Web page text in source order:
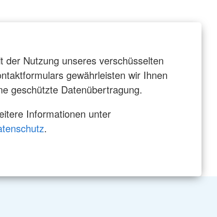
der Nutzung unseres verschüsselten
gewährleisten wir Ihnen
geschützte Datenübertragung.
Informationen unter
.